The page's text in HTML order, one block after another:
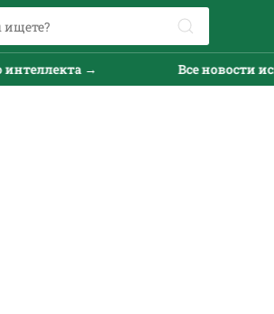
→ Все новости